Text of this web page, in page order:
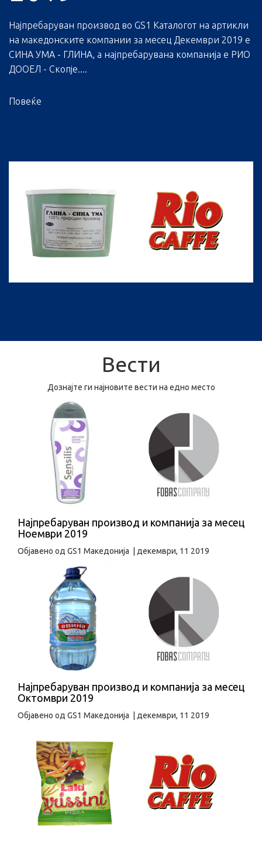
Најпребаруван производ во GS1 Каталогот на артикли
на македонските компании за месец Декември 2019 е
СИНА УМА - ГЛИНА, а најпребарувана компанија е РИО
ДООЕЛ - Скопје....
Повеќе
Вести
Дознајте ги најновите вести на едно место
Најпребаруван производ и компанија за месец
Ноември 2019
Објавено од GS1 Македонија декември, 11 2019
Најпребаруван производ и компанија за месец
Октомври 2019
Објавено од GS1 Македонија декември, 11 2019